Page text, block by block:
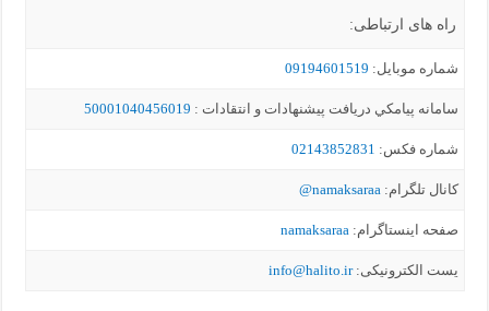
راه های ارتباطی:
شماره موبايل: 09194601519
سامانه پيامکي دریافت پیشنهادات و انتقادات : 50001040456019
شماره فکس: 02143852831
کانال تلگرام:namaksaraa@
صفحه اینستاگرام:namaksaraa
یست الکترونیکی:info@halito.ir